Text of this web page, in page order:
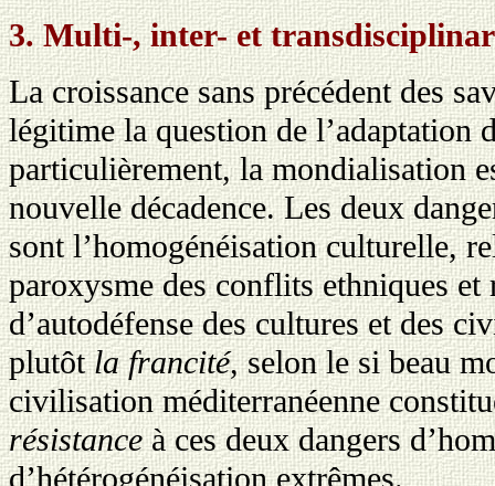
3. Multi-, inter- et
La croissance sans précédent des
légitime la question de l’adaptation
particulièrement, la mondialisation
nouvelle décadence. Les deux
sont l’homogénéisation culturelle,
paroxysme des conflits ethniques
d’autodéfense des cultures et des
plutôtla francité, selon le si beau
civilisation méditerranéenne
résistanceà ces deux dangers